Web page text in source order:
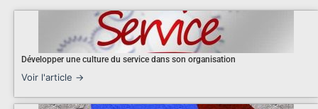
Développer une culture du service dans son organisation
Voir l'article →